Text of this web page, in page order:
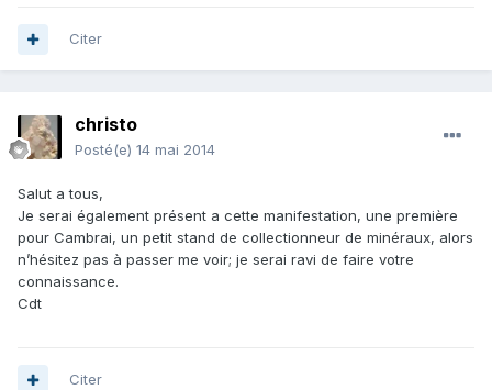
Citer
christo
Posté(e) 14 mai 2014
Salut a tous,
Je serai également présent a cette manifestation, une première
pour Cambrai, un petit stand de collectionneur de minéraux, alors
n’hésitez pas à passer me voir; je serai ravi de faire votre
connaissance.
Cdt
Citer